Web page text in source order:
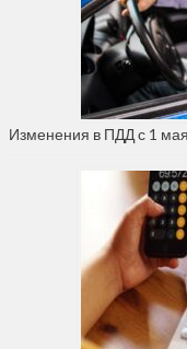
Изменения в ПДД с 1